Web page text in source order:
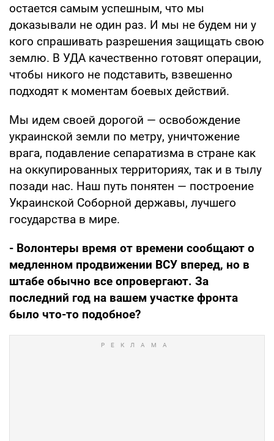
остается самым успешным, что мы
доказывали не один раз. И мы не будем ни у
кого спрашивать разрешения защищать свою
землю. В УДА качественно готовят операции,
чтобы никого не подставить, взвешенно
подходят к моментам боевых действий.
Мы идем своей дорогой — освобождение
украинской земли по метру, уничтожение
врага, подавление сепаратизма в стране как
на оккупированных территориях, так и в тылу
позади нас. Наш путь понятен — построение
Украинской Соборной державы, лучшего
государства в мире.
- Волонтеры время от времени сообщают о
медленном продвижении ВСУ вперед, но в
штабе обычно все опровергают. За
последний год на вашем участке фронта
было что-то подобное?